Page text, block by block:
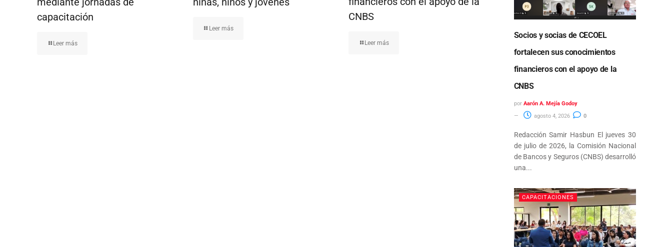
capacitación
Leer más
Leer más
CNBS
Leer más
Socios y socias de CECOEL
fortalecen sus conocimientos
financieros con el apoyo de la
CNBS
por Aarón A. Mejía Godoy
agosto 4, 2026
0
Redacción Samir Hasbun El jueves 30
de julio de 2026, la Comisión Nacional
de Bancos y Seguros (CNBS) desarrolló
una...
CAPACITACIONES